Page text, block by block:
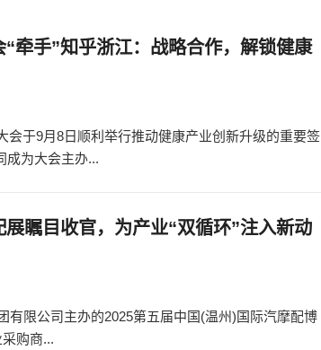
牵手”知乎浙江：战略合作，解锁健康
于9月8日顺利举行推动健康产业创新升级的重要签
成为大会主办...
瞩目收官，为产业“双循环”注入新动
限公司主办的2025第五届中国(温州)国际汽摩配博
购商...